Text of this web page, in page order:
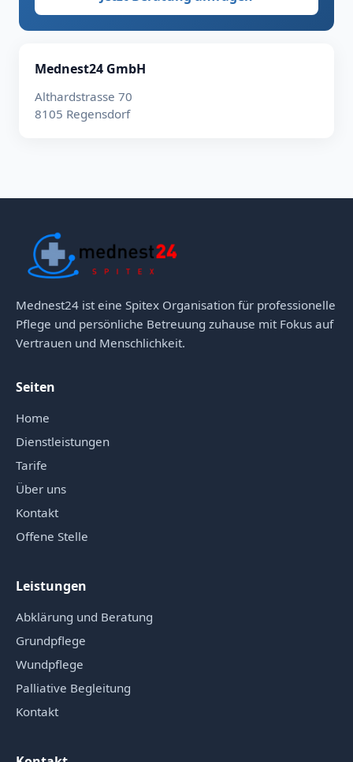
Mednest24 GmbH
Althardstrasse 70
8105 Regensdorf
Mednest24 ist eine Spitex Organisation für professionelle
Pflege und persönliche Betreuung zuhause mit Fokus auf
Vertrauen und Menschlichkeit.
Seiten
Home
Dienstleistungen
Tarife
Über uns
Kontakt
Offene Stelle
Leistungen
Abklärung und Beratung
Grundpflege
Wundpflege
Palliative Begleitung
Kontakt